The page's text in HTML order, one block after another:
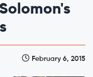
February 6, 2015